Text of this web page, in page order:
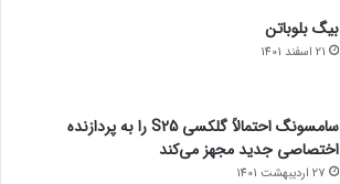
بیگ بلوباتن
21 اسفند 1401
سامسونگ احتمالاً گلکسی S25 را به پردازنده
اختصاصی جدید مجهز می‌کند
27 اردیبهشت 1401